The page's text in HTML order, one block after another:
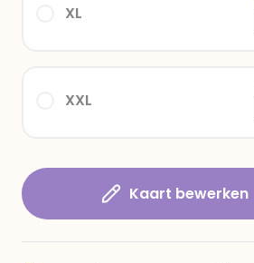
XXL
XL
Kaart bewerken